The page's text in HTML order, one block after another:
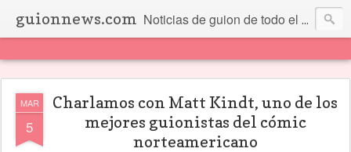
guionnews.com Noticias de guion de todo el mundo... Y más.
MAR
5
Charlamos con Matt Kindt, uno de los
mejores guionistas del cómic
norteamericano